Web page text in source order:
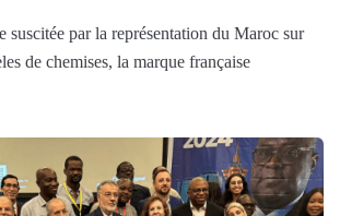
suscitée par la représentation du Maroc sur
de chemises, la marque française